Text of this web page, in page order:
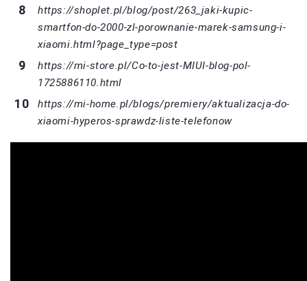
https://shoplet.pl/blog/post/263_jaki-kupic-
smartfon-do-2000-zl-porownanie-marek-samsung-i-
xiaomi.html?page_type=post
https://mi-store.pl/Co-to-jest-MIUI-blog-pol-
1725886110.html
https://mi-home.pl/blogs/premiery/aktualizacja-do-
xiaomi-hyperos-sprawdz-liste-telefonow